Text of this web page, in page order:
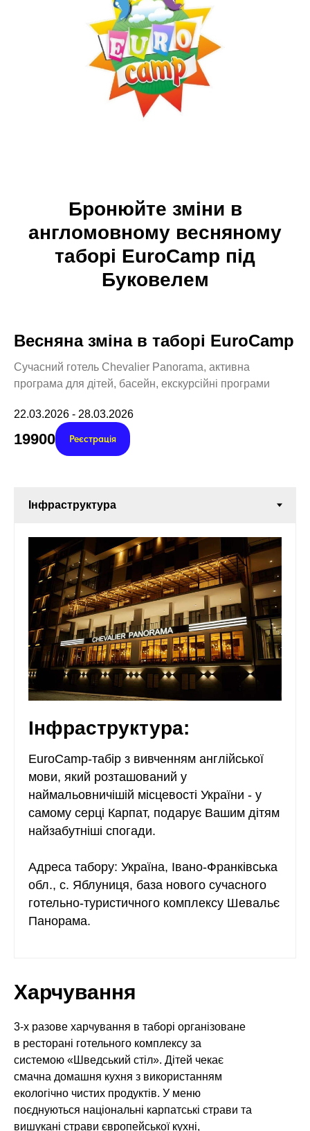
Бронюйте зміни в
англомовному весняному
таборі EuroCamp під
Буковелем
Весняна зміна в таборі EuroCamp
Сучасний готель Chevalier Panorama, активна
програма для дітей, басейн, екскурсійні програми
22.03.2026 - 28.03.2026
19900 Реєстрація
Інфраструктура:
EuroCamp-табір з вивченням англійської
мови, який розташований у
наймальовничішій місцевості України - у
самому серці Карпат, подарує Вашим дітям
найзабутніші спогади.
Адреса табору: Україна, Івано-Франківська
обл., с. Яблуниця, база нового сучасного
готельно-туристичного комплексу Шевальє
Панорама.
Харчування
3-х разове харчування в таборі організоване
в ресторані готельного комплексу за
системою «Шведський стіл». Дітей чекає
смачна домашня кухня з використанням
екологічно чистих продуктів. У меню
поєднуються національні карпатські страви та
вишукані страви європейської кухні,